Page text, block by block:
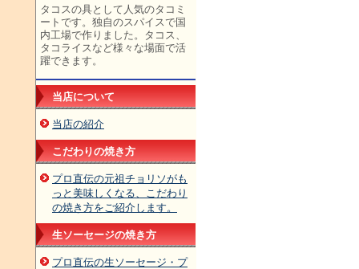
タコスの具として人気のタコミ
ートです。独自のスパイスで国
内工場で作りました。タコス、
タコライスなど様々な場面で活
躍できます。
当店について
当店の紹介
こだわりの焼き方
プロ直伝の元祖チョリソがも
っと美味しくなる、こだわり
の焼き方をご紹介します。
生ソーセージの焼き方
プロ直伝の生ソーセージ・プ